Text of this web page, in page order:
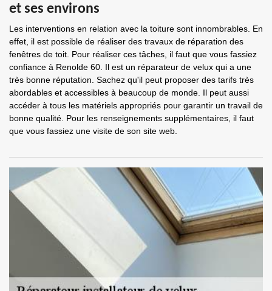
et ses environs
Les interventions en relation avec la toiture sont innombrables. En
effet, il est possible de réaliser des travaux de réparation des
fenêtres de toit. Pour réaliser ces tâches, il faut que vous fassiez
confiance à Renolde 60. Il est un réparateur de velux qui a une
très bonne réputation. Sachez qu'il peut proposer des tarifs très
abordables et accessibles à beaucoup de monde. Il peut aussi
accéder à tous les matériels appropriés pour garantir un travail de
bonne qualité. Pour les renseignements supplémentaires, il faut
que vous fassiez une visite de son site web.